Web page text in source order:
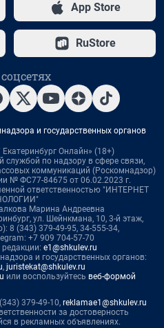
App Store
RuStore
и государственных органов
Онлайн» (18+)
службой по надзору в сфере связи,
коммуникаций (Роскомнадзор)
№ ФС77-84675 от 06.02.2023 г.
ответственностью "ИНТЕРНЕТ
Марина Андреевна
ул. Шейнкмана, 10, 3-й этаж,
8 (343) 379-49-95, 34-555-34,
+7 909 704-57-70
e1@shkulev.ru
и государственных органов:
, juristekat@shkulev.ru
или воспользуйтесь веб-формой
379-49-10, reklamae1@shkulev.ru
за достоверность
в рекламных объявлениях.